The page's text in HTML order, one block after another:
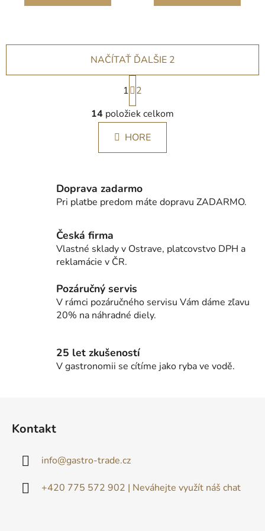
O
v
l
á
d
i
e
v
v
ý
p
u
NAČÍTAŤ ĎALŠIE 2
S
t
r
á
n
k
i
e
1
2
14 položiek celkom
HORE
Doprava zadarmo
Pri platbe predom máte dopravu ZADARMO.
Česká firma
Vlastné sklady v Ostrave, platcovstvo DPH a
reklamácie v ČR.
Pozáručný servis
V rámci pozáručného servisu Vám dáme zľavu
20% na náhradné diely.
25 let zkušeností
V gastronomii se cítíme jako ryba ve vodě.
Kontakt
info@gastro-trade.cz
+420 775 572 902 | Neváhejte využít náš chat